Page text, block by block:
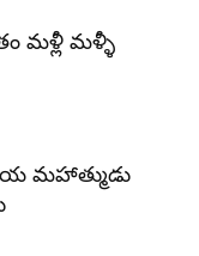
మళ్లీ మళ్ళీ
మహాత్ముడు